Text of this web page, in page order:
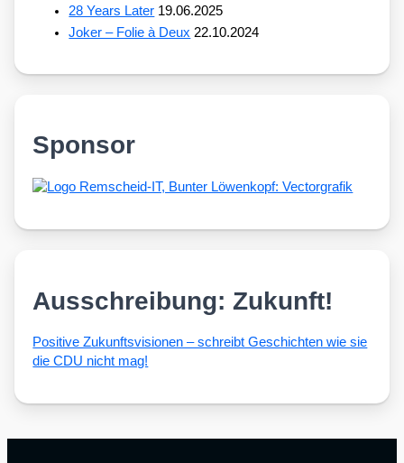
28 Years Later 19.06.2025
Joker – Folie à Deux 22.10.2024
Sponsor
Ausschreibung: Zukunft!
Posi­ti­ve Zukunfts­vi­sio­nen – schreibt Geschich­ten wie sie
die CDU nicht mag!